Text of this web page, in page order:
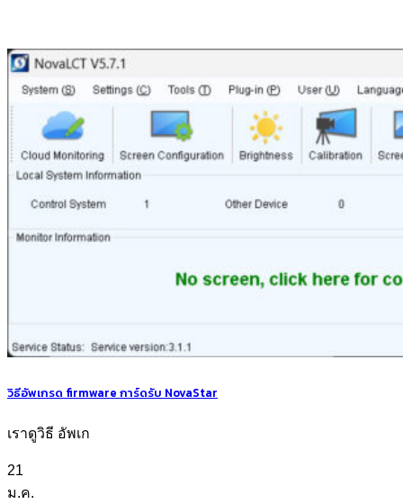
วิธีอัพเกรด firmware การ์ดรับ NovaStar
เราดูวิธี อัพเก
21
ม.ค.